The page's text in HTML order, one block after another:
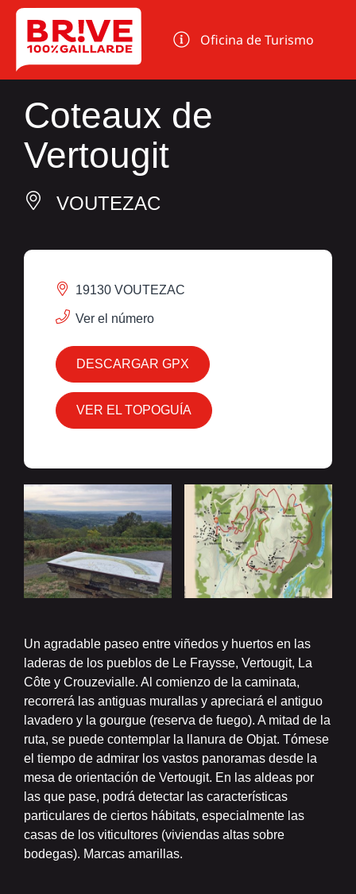
Panel de gestión de cookies
Oficina de Turismo
Coteaux de
Vertougit
VOUTEZAC
19130 VOUTEZAC
Ver el número
DESCARGAR GPX
VER EL TOPOGUÍA
Un agradable paseo entre viñedos y huertos en las
laderas de los pueblos de Le Fraysse, Vertougit, La
Côte y Crouzevialle. Al comienzo de la caminata,
recorrerá las antiguas murallas y apreciará el antiguo
lavadero y la gourgue (reserva de fuego). A mitad de la
ruta, se puede contemplar la llanura de Objat. Tómese
el tiempo de admirar los vastos panoramas desde la
mesa de orientación de Vertougit. En las aldeas por
las que pase, podrá detectar las características
particulares de ciertos hábitats, especialmente las
casas de los viticultores (viviendas altas sobre
bodegas). Marcas amarillas.